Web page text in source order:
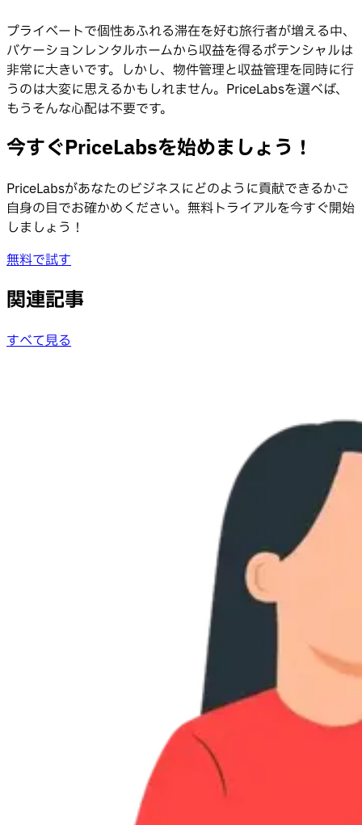
プライベートで個性あふれる滞在を好む旅行者が増える中、
バケーションレンタルホームから収益を得るポテンシャルは
非常に大きいです。しかし、物件管理と収益管理を同時に行
うのは大変に思えるかもしれません。PriceLabsを選べば、
もうそんな心配は不要です。
今すぐPriceLabsを始めましょう！
PriceLabsがあなたのビジネスにどのように貢献できるかご
自身の目でお確かめください。無料トライアルを今すぐ開始
しましょう！
無料で試す
関連記事
すべて見る